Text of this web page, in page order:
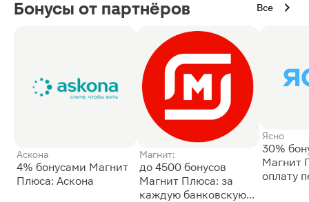
Бонусы от партнёров Все
Аскона
4% бонусами Магнит
Плюса: Аскона
Магнит:
до 4500 бонусов
Магнит Плюса: за
каждую банковскую
Ясно
30%
Магнит
оплату